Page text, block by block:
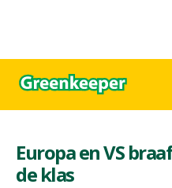
Europa en VS
de klas